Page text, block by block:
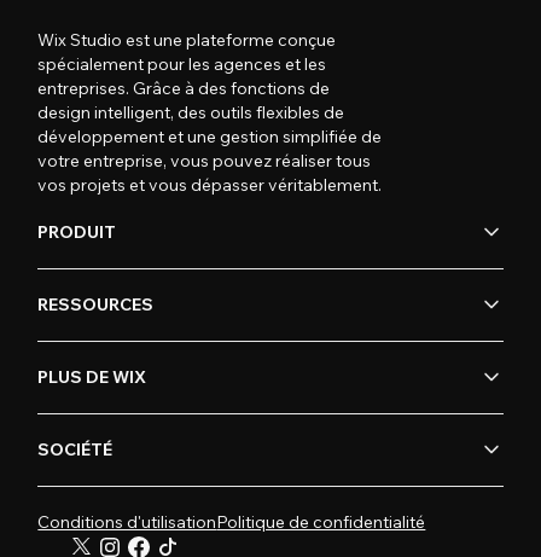
Wix Studio est une plateforme conçue
spécialement pour les agences et les
entreprises. Grâce à des fonctions de
design intelligent, des outils flexibles de
développement et une gestion simplifiée de
votre entreprise, vous pouvez réaliser tous
vos projets et vous dépasser véritablement.
PRODUIT
RESSOURCES
PLUS DE WIX
SOCIÉTÉ
Conditions d'utilisationPolitique de confidentialité